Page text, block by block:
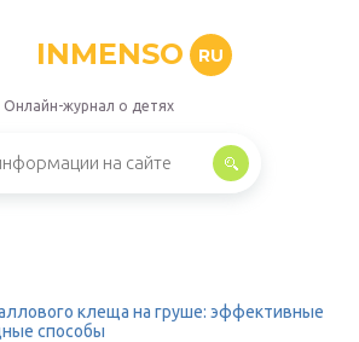
INMENSO RU
Онлайн-журнал о детях
клеща на груше: эффективные
способы